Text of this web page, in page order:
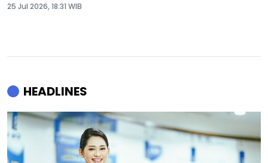
25 Jul 2026, 18:31 WIB
HEADLINES